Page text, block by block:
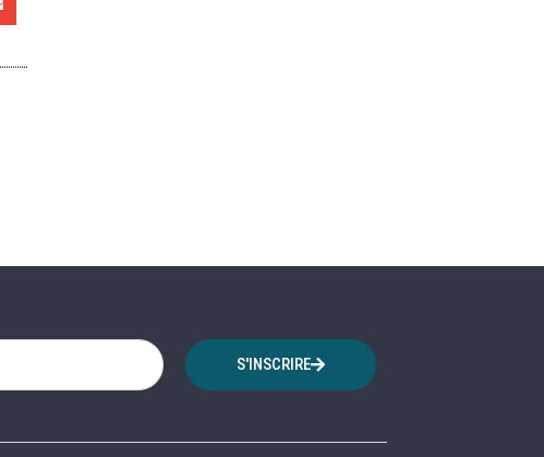
S'INSCRIRE